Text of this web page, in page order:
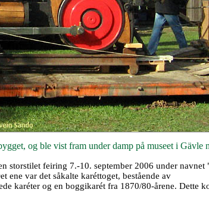
og ble vist fram under damp på museet i Gävle
storstilet feiring 7.-10. september 2006 under navnet
var det såkalte karéttoget, bestående av
karéter og en boggikarét fra 1870/80-årene. Dette